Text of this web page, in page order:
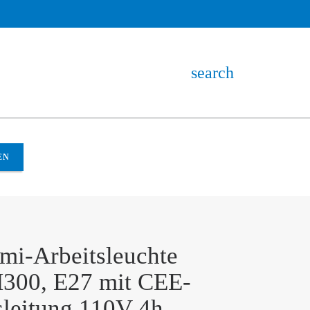
search
Arbeitsleuchte
E27 mit CEE-